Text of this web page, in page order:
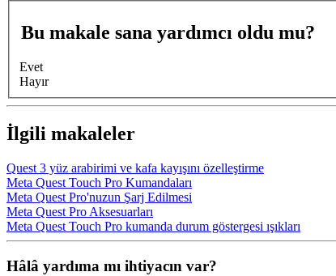
Bu makale sana yardımcı oldu mu?
Evet
Hayır
İlgili makaleler
Quest 3 yüz arabirimi ve kafa kayışını özelleştirme
Meta Quest Touch Pro Kumandaları
Meta Quest Pro'nuzun Şarj Edilmesi
Meta Quest Pro Aksesuarları
Meta Quest Touch Pro kumanda durum göstergesi ışıkları
Hâlâ yardıma mı ihtiyacın var?